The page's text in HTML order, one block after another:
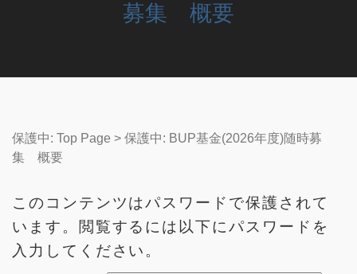
募集 概要
保護中: Top Page > 保護中: BUP基金(2026年度)随時募
集 概要
このコンテンツはパスワードで保護されて
います。閲覧するには以下にパスワードを
入力してください。